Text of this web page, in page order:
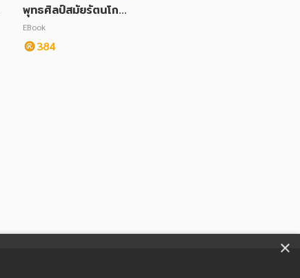
พุทธศิลป์สมัยรัตนโกสิ
นทร์ : พัฒนาการของง
านช่างและแนวคิดที่ปรั
บเปลี่ยน
EBook
384
×